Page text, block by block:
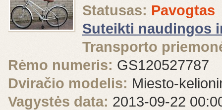
Statusas: Pavogtas
Suteikti naudingos
Transporto
Rėmo numeris: GS120527787
Dviračio modelis: Miesto-
Vagystės data: 2013-09-22